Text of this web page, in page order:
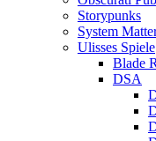
Storypunks
System
Ulisses Spiele
Blade
DSA